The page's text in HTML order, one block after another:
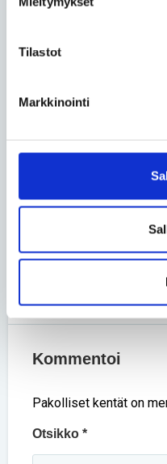
Tilastot
Markkinointi
normihierarkisesti lakia
perustellusta tarpeesta
oikeussuojakeinoja tai
uuteen
Jaa Facebookissa
Kommentoi
Pakolliset kentät on
Otsikko *